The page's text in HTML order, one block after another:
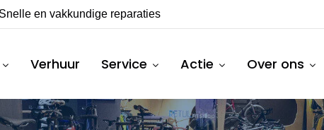
Snelle en vakkundige reparaties Ruim
Verhuur Service Actie Over ons